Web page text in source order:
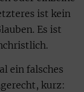
ist kein
Es ist
ein falsches
kurz: